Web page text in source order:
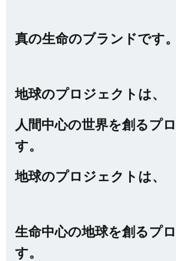
真の生命のブランドです。
地球のプロジェクトは、
人間中心の世界を創るプ
す。
地球のプロジェクトは、
生命中心の地球を創るプ
す。